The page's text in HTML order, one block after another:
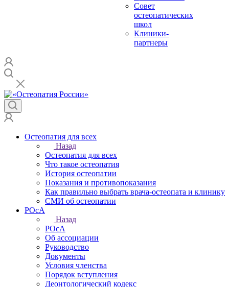
Совет
остеопатических
школ
Клиники-
партнеры
Остеопатия для всех
Назад
Остеопатия для всех
Что такое остеопатия
История остеопатии
Показания и противопоказания
Как правильно выбрать врача-остеопата и клинику
СМИ об остеопатии
РОсА
Назад
РОсА
Об ассоциации
Руководство
Документы
Условия членства
Порядок вступления
Деонтологический кодекс